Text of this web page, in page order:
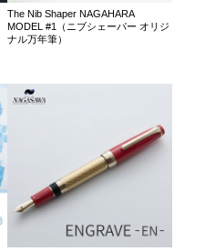
The Nib Shaper NAGAHARA
MODEL #1（ニブシェーパー オリジ
ナル万年筆）